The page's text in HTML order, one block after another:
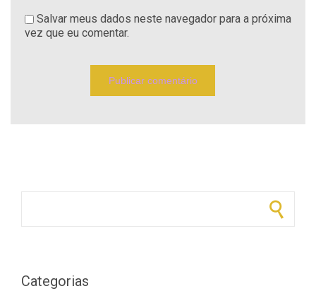
Salvar meus dados neste navegador para a próxima
vez que eu comentar.
Categorias